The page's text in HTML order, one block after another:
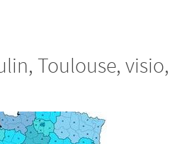
Toulouse, visio,